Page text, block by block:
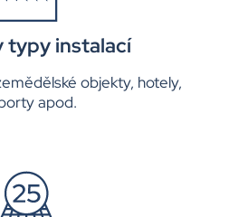
typy instalací
objekty, hotely,
apod.